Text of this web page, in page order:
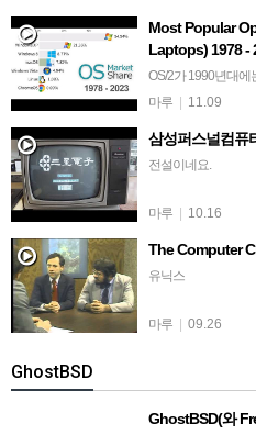
Most Popular
Laptops) 1978 -
OS/2가 1990년대에
는 결론은 너무 성급
마루 | 11.09
삼성퍼스널컴퓨
전설이네요.
마루 | 10.16
The Computer
유닉스
마루 | 09.26
GhostBSD
GhostBSD(와